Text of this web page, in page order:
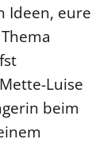
Ideen, eure
Luise
beim